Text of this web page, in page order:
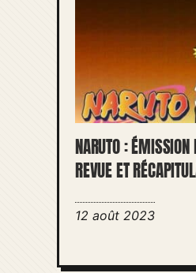
NARUTO : ÉMISSION
REVUE ET
12 août 2023